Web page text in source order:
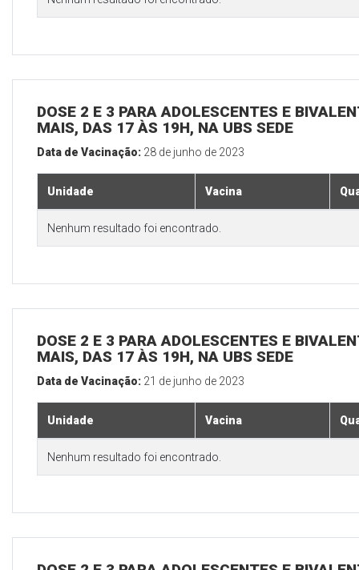
DOSE 2 E 3 PARA ADOLESCENTES E
MAIS, DAS 17 ÀS 19H, NA UBS SEDE
Data de Vacinação: 28 de junho de 2023
Unidade Vacina
Nenhum resultado foi encontrado.
DOSE 2 E 3 PARA ADOLESCENTES E
MAIS, DAS 17 ÀS 19H, NA UBS SEDE
Data de Vacinação: 21 de junho de 2023
Unidade Vacina
Nenhum resultado foi encontrado.